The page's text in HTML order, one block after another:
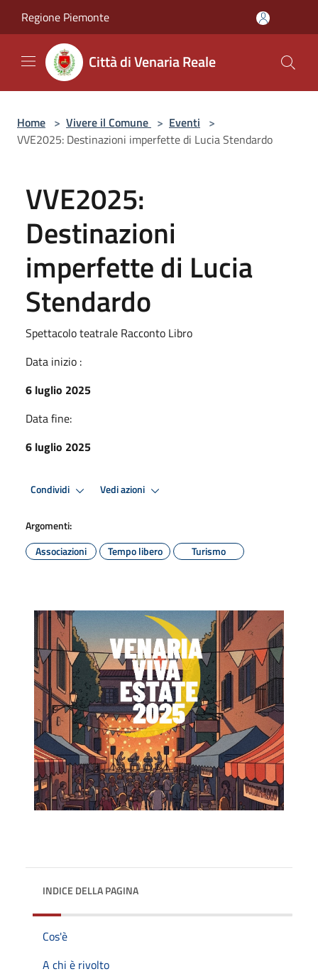
Regione Piemonte
Città di Venaria Reale
Home > Vivere il Comune > Eventi >
VVE2025: Destinazioni imperfette di Lucia Stendardo
VVE2025:
Destinazioni
imperfette di Lucia
Stendardo
Spettacolo teatrale Racconto Libro
Data inizio :
6 luglio 2025
Data fine:
6 luglio 2025
Condividi Vedi azioni
Argomenti:
Associazioni
Tempo libero Turismo
INDICE DELLA PAGINA
Cos'è
A chi è rivolto